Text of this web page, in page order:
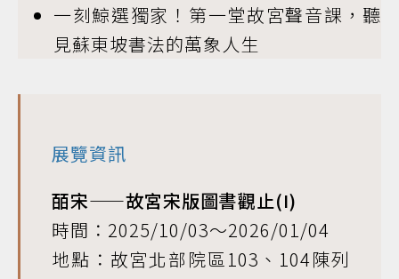
一刻鯨選獨家！第一堂故宮聲音課，聽
見蘇東坡書法的萬象人生
展覽資訊
皕宋——故宮宋版圖書觀止(I)
時間：2025/10/03～2026/01/04
地點：故宮北部院區103、104陳列